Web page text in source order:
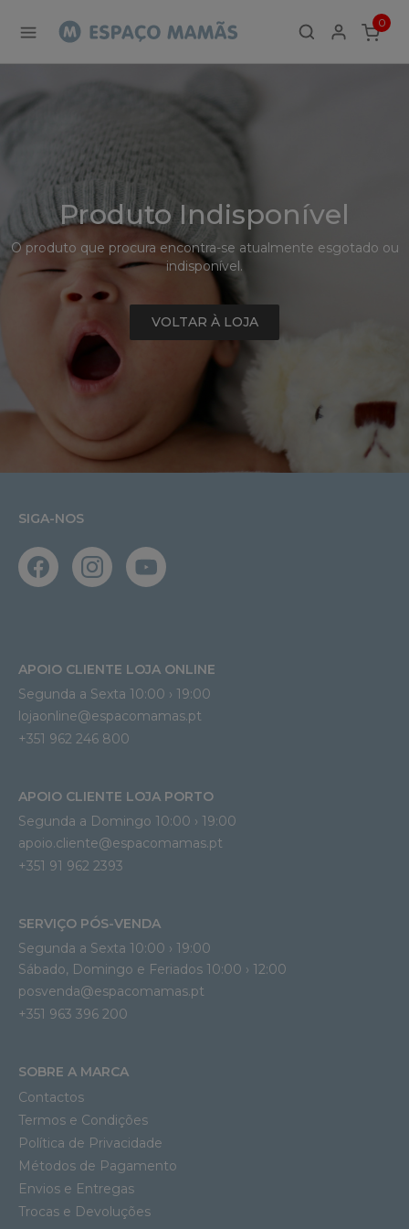
Detalhe
de
Produto
-
Produto
0
ITEMS
Produto Indisponível
O produto que procura encontra-se atualmente esgotado ou
indisponível.
VOLTAR À LOJA
SIGA-NOS
APOIO CLIENTE LOJA ONLINE
Segunda a Sexta 10:00 › 19:00
lojaonline@espacomamas.pt
+351 962 246 800
APOIO CLIENTE LOJA PORTO
Segunda a Domingo 10:00 › 19:00
apoio.cliente@espacomamas.pt
+351 91 962 2393
SERVIÇO PÓS-VENDA
Segunda a Sexta 10:00 › 19:00
Sábado, Domingo e Feriados 10:00 › 12:00
posvenda@espacomamas.pt
+351 963 396 200
SOBRE A MARCA
Contactos
Termos e Condições
Política de Privacidade
Métodos de Pagamento
Envios e Entregas
Trocas e Devoluções